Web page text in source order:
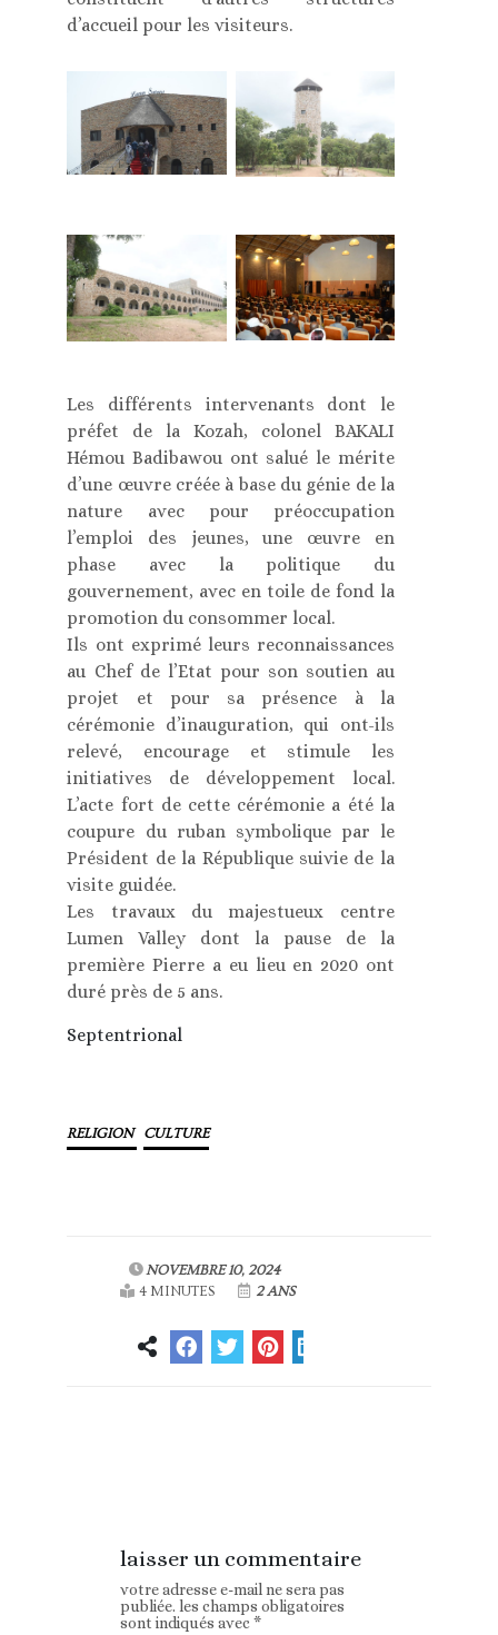
d’accueil pour les visiteurs.
Les différents intervenants dont le
préfet de la Kozah, colonel BAKALI
Hémou Badibawou ont salué le mérite
d’une œuvre créée à base du génie de la
nature avec pour préoccupation
l’emploi des jeunes, une œuvre en
phase avec la politique du
gouvernement, avec en toile de fond la
promotion du consommer local.
Ils ont exprimé leurs reconnaissances
au Chef de l’Etat pour son soutien au
projet et pour sa présence à la
cérémonie d’inauguration, qui ont-ils
relevé, encourage et stimule les
initiatives de développement local.
L’acte fort de cette cérémonie a été la
coupure du ruban symbolique par le
Président de la République suivie de la
visite guidée.
Les travaux du majestueux centre
Lumen Valley dont la pause de la
première Pierre a eu lieu en 2020 ont
duré près de 5 ans.
Septentrional
RELIGION CULTURE
NOVEMBRE 10, 2024
4 MINUTES
2 ANS
laisser un commentaire
votre adresse e-mail ne sera pas
publiée. les champs obligatoires
sont indiqués avec*